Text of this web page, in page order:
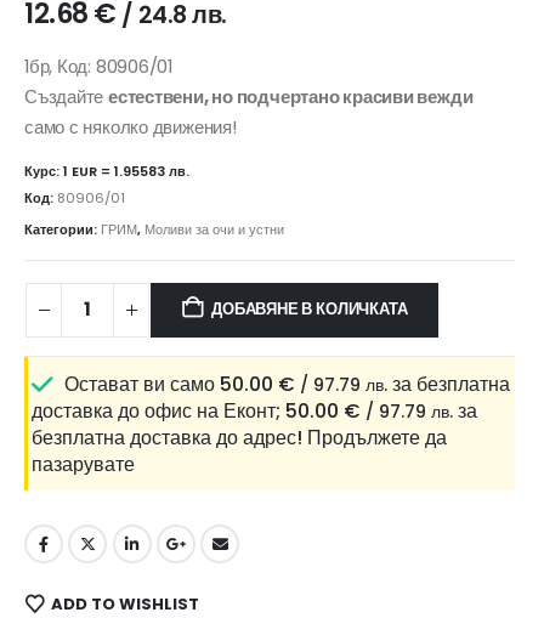
12.68€ / 24.8 лв.
1бр, Код: 80906/01
Създайтеестествени, но подчертано красиви вежди
само с няколко движения!
Курс: 1 EUR = 1.95583 лв.
Код: 80906/01
Категории: ГРИМ, Моливи за очи и устни
ДОБАВЯНЕ В КОЛИЧКАТА
Остават ви само 50.00 € / 97.79 лв. за безплатна
доставка до офис на Еконт; 50.00 € / 97.79 лв. за
безплатна доставка до адрес! Продължете да
пазарувате
ADD TO WISHLIST